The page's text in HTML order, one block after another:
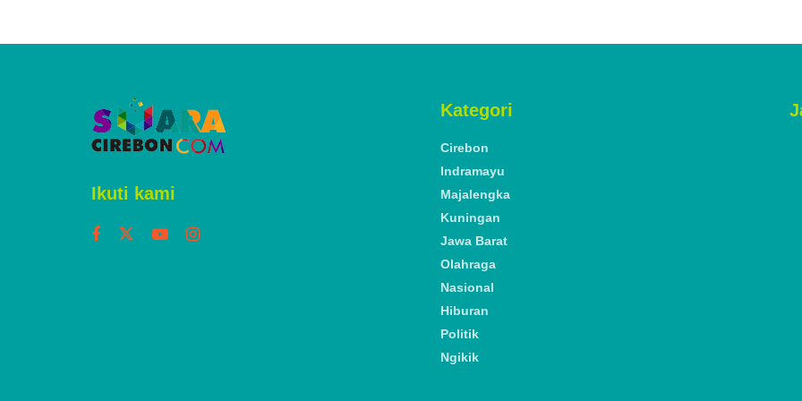
Ikuti kami
Kategori
Cirebon
Indramayu
Majalengka
Kuningan
Jawa Barat
Olahraga
Nasional
Hiburan
Politik
Ngikik